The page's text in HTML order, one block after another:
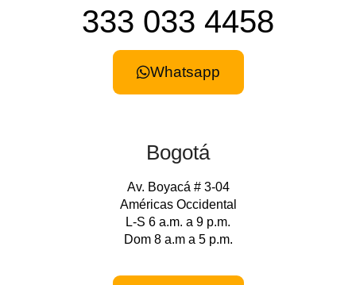
333 033 4458
Whatsapp
Bogotá
Av. Boyacá # 3-04
Américas Occidental
L-S 6 a.m. a 9 p.m.
Dom 8 a.m a 5 p.m.